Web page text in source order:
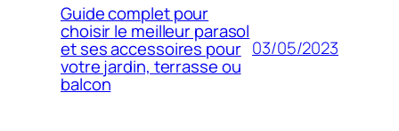
Guide complet pour
choisir le meilleur parasol
et ses accessoires pour
votre jardin, terrasse ou
balcon
03/05/2023